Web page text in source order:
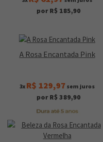
por R$ 185,90
A Rosa Encantada Pink
3x R$ 129,97 sem juros
por R$ 389,90